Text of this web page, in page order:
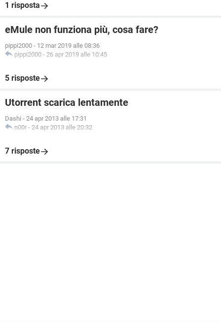
1 risposta
eMule non funziona più, cosa fare?
pippi2000 - 12 mar 2019 alle 08:36
pippi2000 - 26 apr 2019 alle 10:45
5 risposte
Utorrent scarica lentamente
Dashi - 24 apr 2013 alle 17:31
n00r - 24 apr 2013 alle 20:32
7 risposte